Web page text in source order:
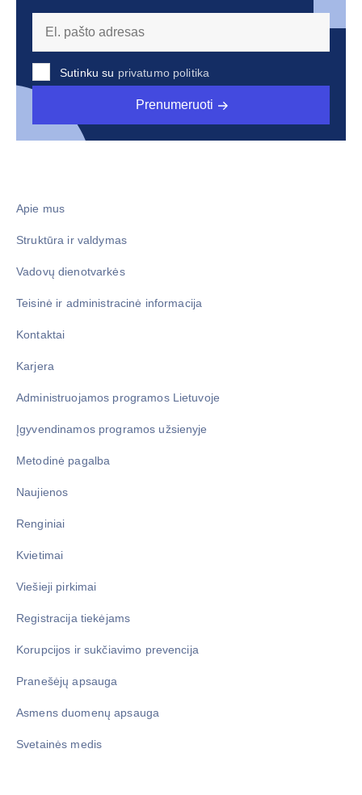
Sutinku su privatumo politika
Prenumeruoti
Apie mus
Struktūra ir valdymas
Vadovų dienotvarkės
Teisinė ir administracinė informacija
Kontaktai
Karjera
Administruojamos programos Lietuvoje
Įgyvendinamos programos užsienyje
Metodinė pagalba
Naujienos
Renginiai
Kvietimai
Viešieji pirkimai
Registracija tiekėjams
Korupcijos ir sukčiavimo prevencija
Pranešėjų apsauga
Asmens duomenų apsauga
Svetainės medis